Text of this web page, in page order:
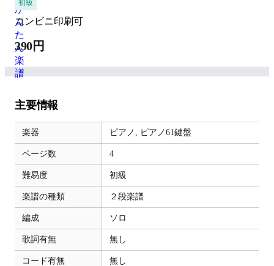
初級
コンビニ印刷可
390円
主要情報
楽器 ピアノ, ピアノ61鍵盤
ページ数 4
難易度 初級
楽譜の種類 ２段楽譜
編成 ソロ
歌詞有無 無し
コード有無 無し